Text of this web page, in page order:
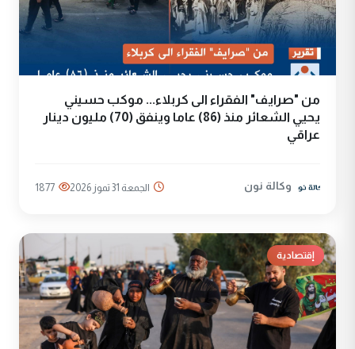
من "صرايف" الفقراء الى كربلاء... موكب حسيني
يحيي الشعائر منذ (86) عاما وينفق (70) مليون دينار
عراقي
وكالة نون الجمعة 31 تموز 2026 1877
إقتصادية